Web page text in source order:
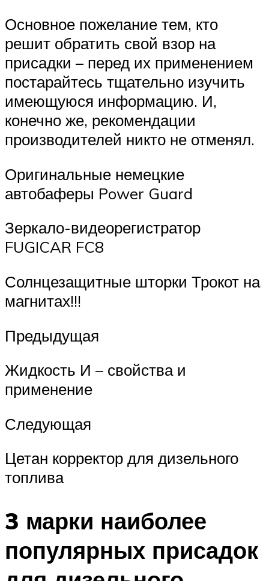
Основное пожелание тем, кто
решит обратить свой взор на
присадки – перед их применением
постарайтесь тщательно изучить
имеющуюся информацию. И,
конечно же, рекомендации
производителей никто не отменял.
Оригинальные немецкие
автобаферы Power Guard
Зеркало-видеорегистратор
FUGICAR FC8
Солнцезащитные шторки Трокот на
магнитах!!!
Предыдущая
Жидкость И – свойства и
применение
Следующая
Цетан корректор для дизельного
топлива
3 марки наиболее
популярных присадок